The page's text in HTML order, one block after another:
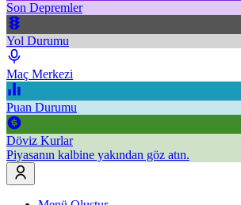
Son Depremler
Yol Durumu
Maç Merkezi
Puan Durumu
Döviz Kurlar
Piyasanın kalbine yakından göz atın.